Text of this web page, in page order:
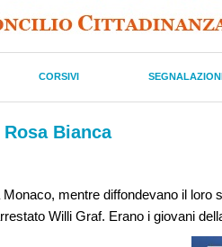
CORSIVI
Rosa Bianca
mentre diffondevano il loro
Willi Graf. Erano i giovani